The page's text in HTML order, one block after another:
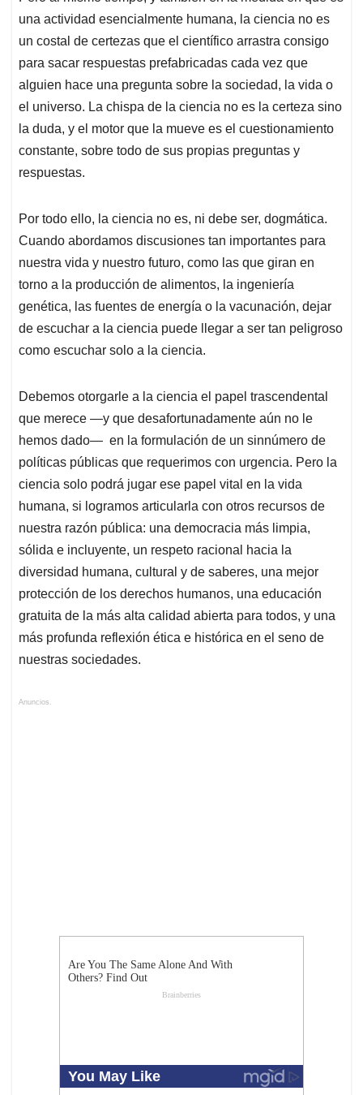
una actividad esencialmente humana, la ciencia no es
un costal de certezas que el científico arrastra consigo
para sacar respuestas prefabricadas cada vez que
alguien hace una pregunta sobre la sociedad, la vida o
el universo. La chispa de la ciencia no es la certeza sino
la duda, y el motor que la mueve es el cuestionamiento
constante, sobre todo de sus propias preguntas y
respuestas.
Por todo ello, la ciencia no es, ni debe ser, dogmática.
Cuando abordamos discusiones tan importantes para
nuestra vida y nuestro futuro, como las que giran en
torno a la producción de alimentos, la ingeniería
genética, las fuentes de energía o la vacunación, dejar
de escuchar a la ciencia puede llegar a ser tan peligroso
como escuchar solo a la ciencia.
Debemos otorgarle a la ciencia el papel trascendental
que merece —y que desafortunadamente aún no le
hemos dado— en la formulación de un sinnúmero de
políticas públicas que requerimos con urgencia. Pero la
ciencia solo podrá jugar ese papel vital en la vida
humana, si logramos articularla con otros recursos de
nuestra razón pública: una democracia más limpia,
sólida e incluyente, un respeto racional hacia la
diversidad humana, cultural y de saberes, una mejor
protección de los derechos humanos, una educación
gratuita de la más alta calidad abierta para todos, y una
más profunda reflexión ética e histórica en el seno de
nuestras sociedades.
Anuncios.